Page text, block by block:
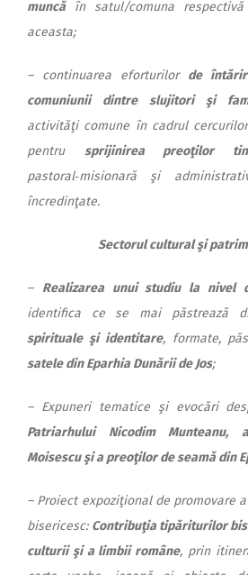
muncăîn satul/comuna
aceasta;
– continuarea eforturilor de
comuniunii dintre slujitori şi
activităţi comune în cadrul
pentru sprijinirea preoţilor
pastoral‑misionară şi
încredinţate.
Sectorul cultural şi
– Realizarea unui studiu la nivel
identifica ce se mai păstrează
spirituale şi identitare, formate,
satele din Eparhia Dunării de Jos;
– Expuneri tematice şi evocări
Patriarhului Nicodim Munteanu,
Moisescu şi a preoţilor de seamă din
– Proiect expoziţional de promovare
bisericesc: Contribuţia tipăriturilor
culturii şi a limbii române, prin